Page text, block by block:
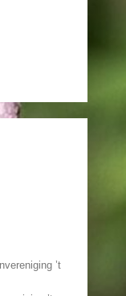
’t